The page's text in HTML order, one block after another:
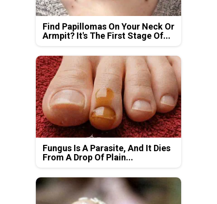
Find Papillomas On Your Neck Or
Armpit? It's The First Stage Of...
Fungus Is A Parasite, And It Dies
From A Drop Of Plain...